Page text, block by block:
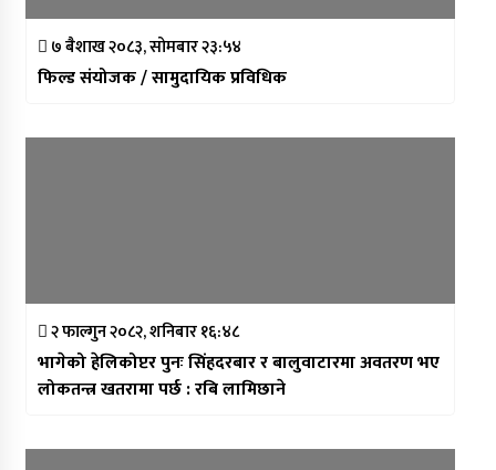
७ बैशाख २०८३, सोमबार २३:५४
फिल्ड संयोजक / सामुदायिक प्रविधिक
२ फाल्गुन २०८२, शनिबार १६:४८
भागेको हेलिकोप्टर पुनः सिंहदरबार र बालुवाटारमा अवतरण भए
लोकतन्त्र खतरामा पर्छ : रबि लामिछाने